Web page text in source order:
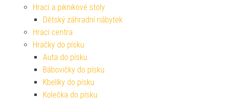
Hrací a piknikové stoly
Dětský záhradní nábytek
Hrací centra
Hračky do písku
Auta do písku
Bábovičky do písku
Kbelíky do písku
Kolečka do písku